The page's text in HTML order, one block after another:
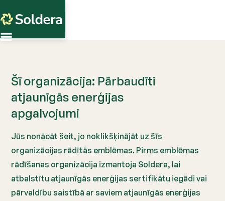
Šī organizācija: Pārbaudīti
atjaunīgās enerģijas
apgalvojumi
Jūs nonācāt šeit, jo noklikšķinājāt uz šīs
organizācijas rādītās emblēmas. Pirms emblēmas
rādīšanas organizācija izmantoja Soldera, lai
atbalstītu atjaunīgās enerģijas sertifikātu iegādi vai
pārvaldību saistībā ar saviem atjaunīgās enerģijas